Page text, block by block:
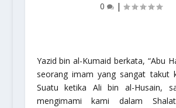
0
|
Yazid bin al-Kumaid berkata, “Abu
seorang imam yang sangat takut
Suatu ketika Ali bin al-Husain,
mengimami kami dalam